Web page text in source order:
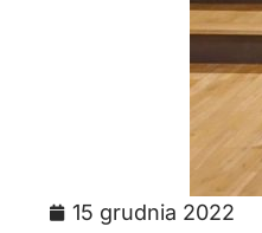
15 grudnia 2022